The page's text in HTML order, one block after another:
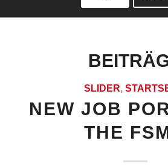
SLIDER,
NEW JOB
THE